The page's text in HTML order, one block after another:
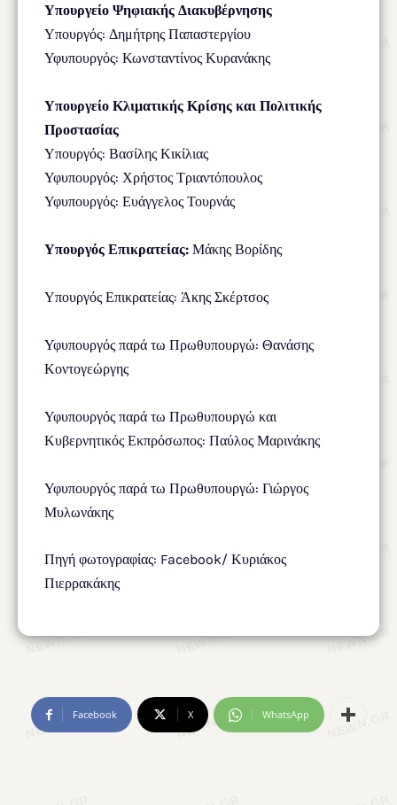
Υπουργείο Ψηφιακής Διακυβέρνησης
Υπουργός: Δημήτρης Παπαστεργίου
Υφυπουργός: Κωνσταντίνος Κυρανάκης
Υπουργείο Κλιματικής Κρίσης και Πολιτικής
Προστασίας
Υπουργός: Βασίλης Κικίλιας
Υφυπουργός: Χρήστος Τριαντόπουλος
Υφυπουργός: Ευάγγελος Τουρνάς
Υπουργός Επικρατείας: Μάκης Βορίδης
Υπουργός Επικρατείας: Άκης Σκέρτσος
Υφυπουργός παρά τω Πρωθυπουργώ: Θανάσης
Κοντογεώργης
Υφυπουργός παρά τω Πρωθυπουργώ και
Κυβερνητικός Εκπρόσωπος: Παύλος Μαρινάκης
Υφυπουργός παρά τω Πρωθυπουργώ: Γιώργος
Μυλωνάκης
Πηγή φωτογραφίας: Facebook/ Κυριάκος
Πιερρακάκης
Facebook X WhatsApp